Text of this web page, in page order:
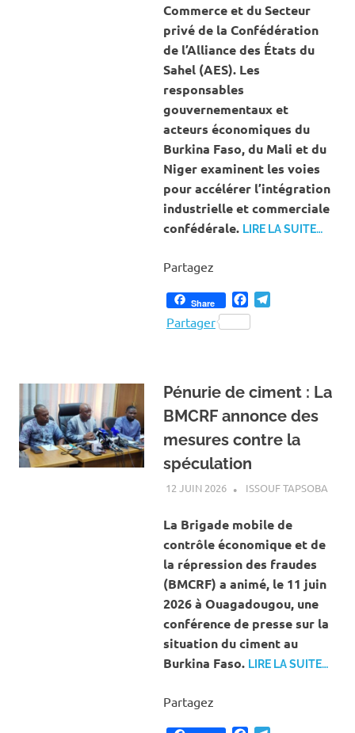
Commerce et du Secteur
privé de la Confédération
de l’Alliance des États du
Sahel (AES). Les
responsables
gouvernementaux et
acteurs économiques du
Burkina Faso, du Mali et du
Niger examinent les voies
pour accélérer l’intégration
industrielle et commerciale
confédérale. LIRE LA SUITE…
Partagez
Share Facebook
Partager
Pénurie de ciment : La
BMCRF annonce des
mesures contre la
spéculation
12 JUIN 2026 ISSOUF TAPSOBA
La Brigade mobile de
contrôle économique et de
la répression des fraudes
(BMCRF) a animé, le 11 juin
2026 à Ouagadougou, une
conférence de presse sur la
situation du ciment au
Burkina Faso. LIRE LA SUITE…
Partagez